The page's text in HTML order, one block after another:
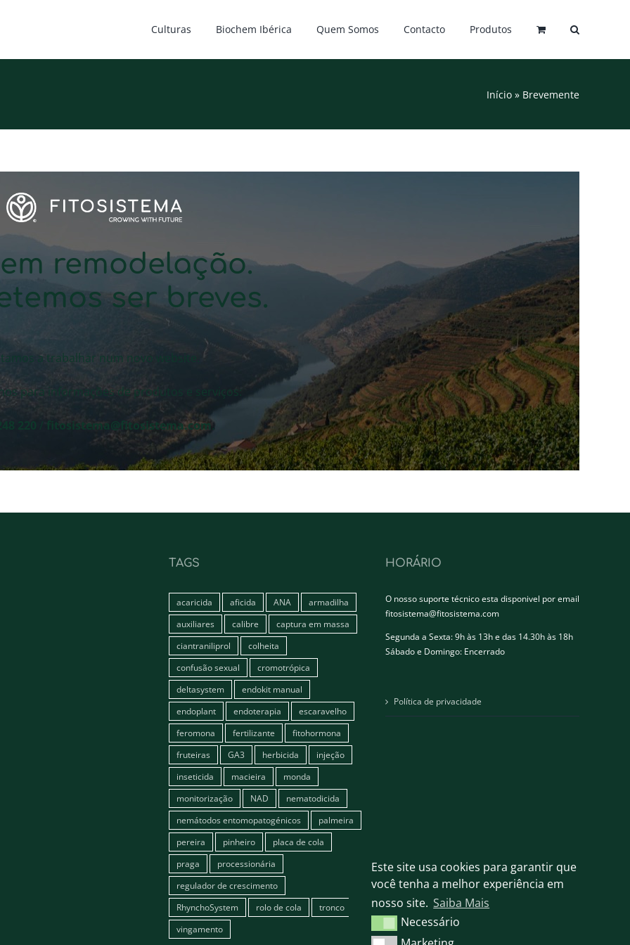
Este site usa cookies para garantir que
você tenha a melhor experiência em
nosso site. Saiba Mais
Necessário
Necessário
Culturas Biochem Ibérica Quem Somos Contacto Produtos
Início » Brevemente
remodelação.
ser breves.
a trabalhar num novo website.
para informações de produtos e serviços:
220 fitosistema@fitosistema.com.
TAGS
acaricida aficida ANA
armadilha
auxiliares
calibre
captura em massa
ciantraniliprol
colheita
confusão sexual
cromotrópica
deltasystem
endokit manual
endoplant
endoterapia
escaravelho
feromona
fertilizante
fitohormona
fruteiras
GA3 herbicida
injeção
inseticida
macieira
monda
monitorização
NAD
nematodicida
nemátodos entomopatogénicos
palmeira
pereira
pinheiro
placa de cola
praga
processionária
regulador de crescimento
RhynchoSystem
rolo de cola
tronco
vingamento
HORÁRIO
O nosso suporte técnico esta disponivel por email
fitosistema@fitosistema.com
Segunda a Sexta: 9h às 13h e das 14.30h às 18h
Sábado e Domingo: Encerrado
Política de privacidade